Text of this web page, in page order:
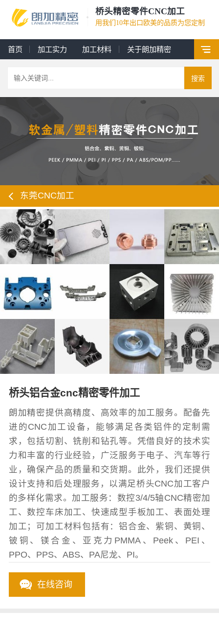
桥头精密零件CNC加工
用我们10年出口欧美的品质为您定制
首页 加工实力 加工材料 关于朗加精密
搜索
东莞CNC加工
桥头铝合金cnc精密零件加工
朗加精密提供高精度、高效率的加工服务。配备先
进的CNC加工设备，能够满足各类铝件的定制需
求，包括切割、铣削和钻孔等。凭借良好的技术实
力和丰富的行业经验，广泛服务于电子、汽车等行
业，确保产品的质量和交货期。此外，我们还提供
设计支持和后处理服务，以满足桥头CNC加工客户
的多样化需求。加工服务：数控3/4/5轴CNC精密加
工、数控车床加工、快速成型手板加工、表面处理
加工；可加工材料包括有：铝合金、紫铜、黄铜、
铍铜、镁合金、亚克力PMMA、Peek、PEI、
PPO、PPS、ABS、PA尼龙、PI。
在线咨询